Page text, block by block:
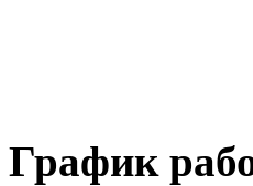
График